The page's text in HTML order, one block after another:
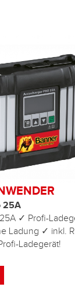
25A
✓ Profi-
Ladung ✓ inkl.
Ladegerät!